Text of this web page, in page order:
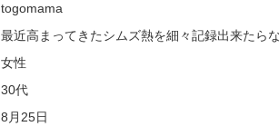
togomama
最近高まってきたシムズ熱を細々記録出来たら
女性
30代
8月25日